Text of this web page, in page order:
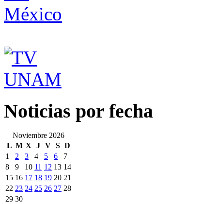
Noticias por fecha
Noviembre 2026
L M X J V S D
1 2 3 4 5 6
7
8
9 10 11 12 13 14
15 16 17 18 19 20 21
22 23 24 25 26 27 28
29 30